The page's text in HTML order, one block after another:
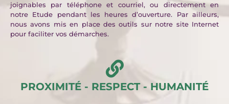
joignables par téléphone et courriel, ou directement en
notre Etude pendant les heures d’ouverture. Par ailleurs,
nous avons mis en place des outils sur notre site Internet
pour faciliter vos démarches.
PROXIMITÉ - RESPECT - HUMANITÉ